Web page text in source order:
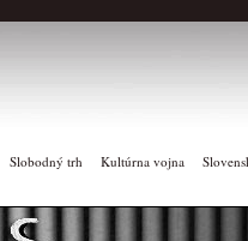
Slobodný trh Kultúrna vojna